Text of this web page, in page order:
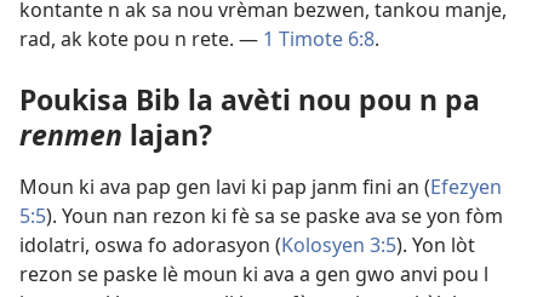
kontante n ak sa nou vrèman bezwen, tankou manje,
rad, ak kote pou n rete. — 1 Timote 6:8.
Poukisa Bib la avèti nou pou n pa
renmen lajan?
Moun ki ava pap gen lavi ki pap janm fini an (Efezyen
5:5). Youn nan rezon ki fè sa se paske ava se yon fòm
idolatri, oswa fo adorasyon (Kolosyen 3:5). Yon lòt
rezon se paske lè moun ki ava a gen gwo anvi pou l